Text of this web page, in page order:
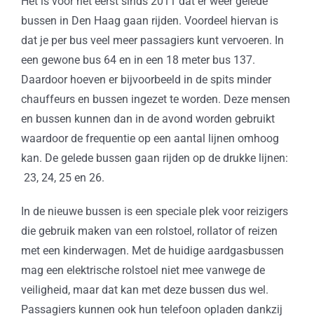
bussen in Den Haag gaan rijden. Voordeel hiervan is
dat je per bus veel meer passagiers kunt vervoeren. In
een gewone bus 64 en in een 18 meter bus 137.
Daardoor hoeven er bijvoorbeeld in de spits minder
chauffeurs en bussen ingezet te worden. Deze mensen
en bussen kunnen dan in de avond worden gebruikt
waardoor de frequentie op een aantal lijnen omhoog
kan. De gelede bussen gaan rijden op de drukke lijnen:
23, 24, 25 en 26.
In de nieuwe bussen is een speciale plek voor reizigers
die gebruik maken van een rolstoel, rollator of reizen
met een kinderwagen. Met de huidige aardgasbussen
mag een elektrische rolstoel niet mee vanwege de
veiligheid, maar dat kan met deze bussen dus wel.
Passagiers kunnen ook hun telefoon opladen dankzij